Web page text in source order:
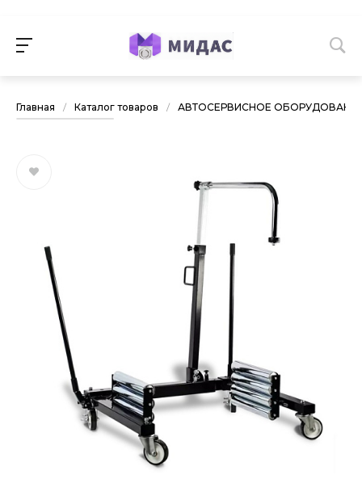
Главная / Каталог товаров / АВТОСЕРВИСНОЕ